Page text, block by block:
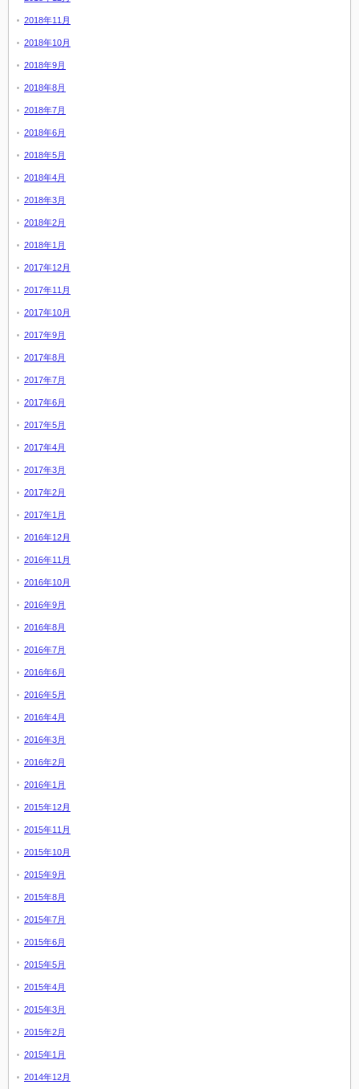
2018年11月
2018年10月
2018年9月
2018年8月
2018年7月
2018年6月
2018年5月
2018年4月
2018年3月
2018年2月
2018年1月
2017年12月
2017年11月
2017年10月
2017年9月
2017年8月
2017年7月
2017年6月
2017年5月
2017年4月
2017年3月
2017年2月
2017年1月
2016年12月
2016年11月
2016年10月
2016年9月
2016年8月
2016年7月
2016年6月
2016年5月
2016年4月
2016年3月
2016年2月
2016年1月
2015年12月
2015年11月
2015年10月
2015年9月
2015年8月
2015年7月
2015年6月
2015年5月
2015年4月
2015年3月
2015年2月
2015年1月
2014年12月